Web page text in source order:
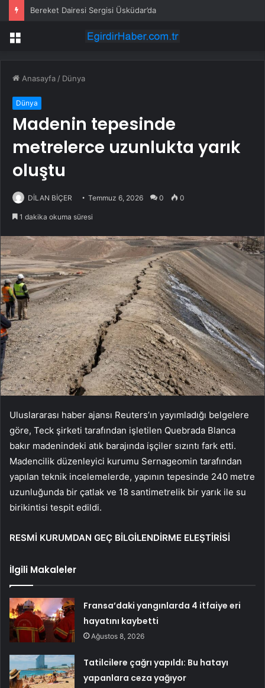
Bereket Dairesi Sergisi Üsküdar’da
Menü
Anasayfa / Dünya
Dünya
Madenin tepesinde
metrelerce uzunlukta yarık
oluştu
DİLAN BİÇER Temmuz 6, 2026 0 0
1 dakika okuma süresi
Uluslararası haber ajansı Reuters’ın yayımladığı belgelere
göre, Teck şirketi tarafından işletilen Quebrada Blanca
bakır madenindeki atık barajında işçiler sızıntı fark etti.
Madencilik düzenleyici kurumu Sernageomin tarafından
yapılan teknik incelemelerde, yapının tepesinde 240 metre
uzunluğunda bir çatlak ve 18 santimetrelik bir yarık ile su
birikintisi tespit edildi.
RESMİ KURUMDAN GEÇ BİLGİLENDİRME ELEŞTİRİSİ
İlgili Makaleler
Fransa’daki yangınlarda 4 itfaiye eri
hayatını kaybetti
Ağustos 8, 2026
Tatilcilere çağrı yapıldı: Bu hatayı
yapanlara ceza yağıyor